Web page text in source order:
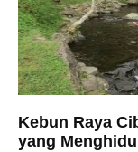
Kebun Raya
yang